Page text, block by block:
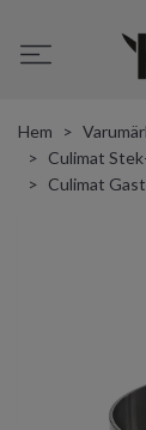
Hem
Culimat
Culimat